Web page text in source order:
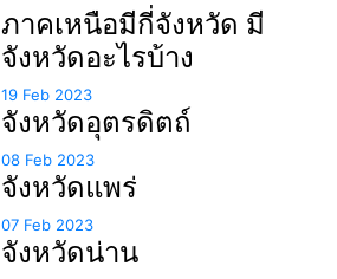
ภาคเหนือมีกี่จังหวัด มี
จังหวัดอะไรบ้าง
19 Feb 2023
จังหวัดอุตรดิตถ์
08 Feb 2023
จังหวัดแพร่
07 Feb 2023
จังหวัดน่าน